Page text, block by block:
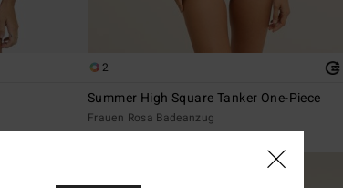
2
Summer High Square Tanker One-Piece
Frauen Rosa Badeanzug